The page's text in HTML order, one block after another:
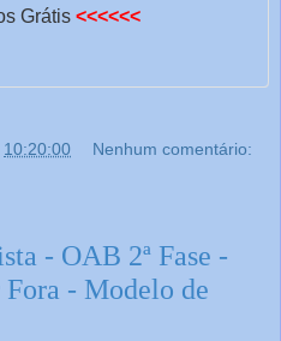
Grátis <<<<<<
10:20:00 Nenhum comentário:
- OAB 2ª Fase -
Fora - Modelo de